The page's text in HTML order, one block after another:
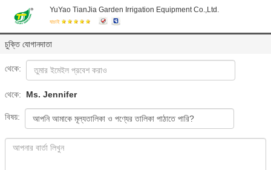
YuYao TianJia Garden Irrigation Equipment Co.,Ltd.
যাচাই
চুক্তি যোগানদাতা
থেকে:
থেকে: Ms. Jennifer
বিষয়: